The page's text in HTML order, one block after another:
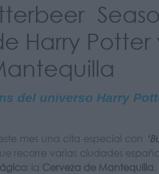
Harry
del universo Harry
mes una cita especial con
recorre varias ciudades
: la Cerveza de Mantequilla.